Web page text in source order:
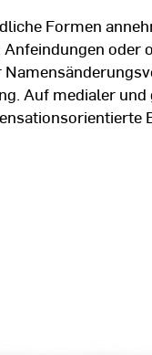
Formen
Auf medialer